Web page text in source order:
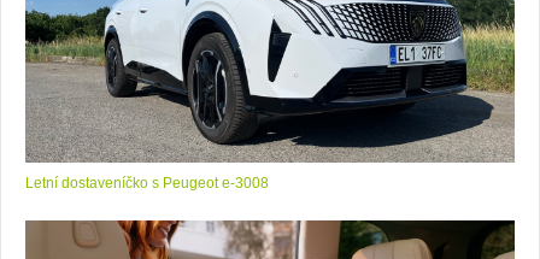
Letní dostaveníčko s Peugeot e-3008